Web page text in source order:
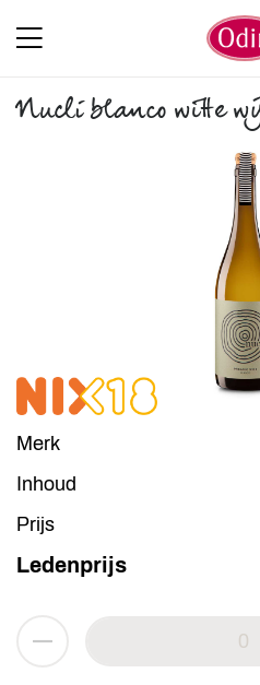
Nucli blanco witte
Merk
Inhoud
Prijs
Ledenprijs